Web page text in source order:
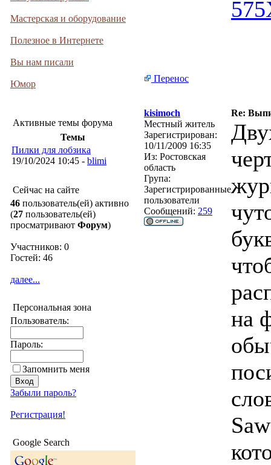
Мастерская и оборудование
Полезное в Интернете
Вы нам писали
Юмор
Активные темы форума
Темы
Пилки для лобзика
19/10/2024 10:45 - blimi
Сейчас на сайте
46 пользователь(ей) активно
(27 пользователь(ей)
просматривают Форум)
Участников: 0
Гостей: 46
далее...
Персональная зона
Пользователь:
Пароль:
Запомнить меня
Забыли пароль?
Регистрация!
Google Search
Перенос
kisimoch
Re:
Местный житель
Зарегистрирован:
10/11/2009 16:35
Из: Ростовская
область
Група:
Зарегистрированные
пользователи
Сообщений: 259
на